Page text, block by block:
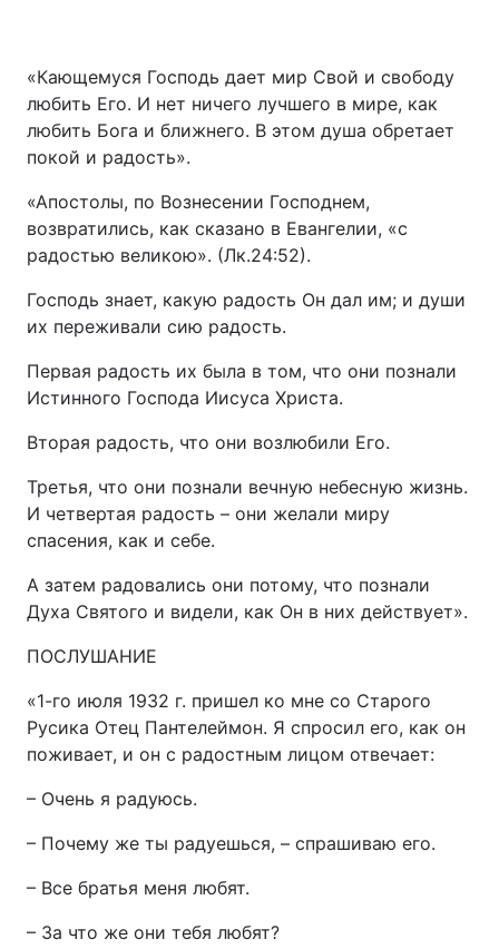
«Кающемуся Господь дает мир Свой и свободу
любить Его. И нет ничего лучшего в мире, как
любить Бога и ближнего. В этом душа обретает
покой и радость».
«Апостолы, по Вознесении Господнем,
возвратились, как сказано в Евангелии, «с
радостью великою». (Лк.24:52).
Господь знает, какую радость Он дал им; и души
их переживали сию радость.
Первая радость их была в том, что они познали
Истинного Господа Иисуса Христа.
Вторая радость, что они возлюбили Его.
Третья, что они познали вечную небесную жизнь.
И четвертая радость – они желали миру
спасения, как и себе.
А затем радовались они потому, что познали
Духа Святого и видели, как Он в них действует».
ПОСЛУШАНИЕ
«1-го июля 1932 г. пришел ко мне со Старого
Русика Отец Пантелеймон. Я спросил его, как он
поживает, и он с радостным лицом отвечает:
– Очень я радуюсь.
– Почему же ты радуешься, – спрашиваю его.
– Все братья меня любят.
– За что же они тебя любят?